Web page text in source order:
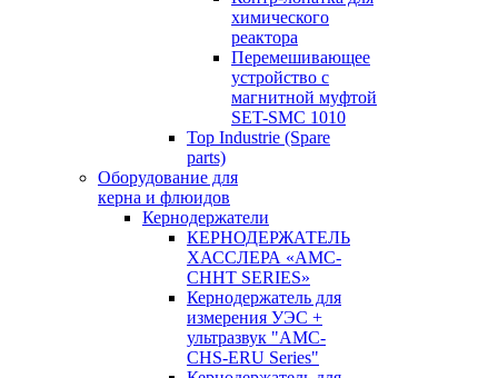
химического
реактора
Перемешивающее
устройство с
магнитной муфтой
SET-SMC 1010
Top Industrie (Spare
parts)
Оборудование для
керна и флюидов
Кернодержатели
КЕРНОДЕРЖАТЕЛЬ
ХАССЛЕРА «AMC-
CHHT SERIES»
Кернодержатель для
измерения УЭС +
ультразвук "AMC-
CHS-ERU Series"